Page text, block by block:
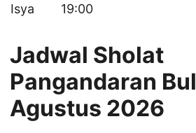
Isya
19:00
Jadwal Sholat
Pangandaran
Agustus 2026